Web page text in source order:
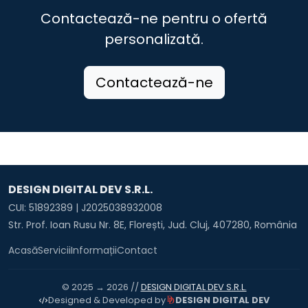
Contactează-ne pentru o ofertă
personalizată.
Contactează-ne
DESIGN DIGITAL DEV S.R.L.
CUI: 51892389 | J2025038932008
Str. Prof. Ioan Rusu Nr. 8E, Florești, Jud. Cluj, 407280, România
AcasăServiciiInformațiiContact
© 2025 → 2026 // DESIGN DIGITAL DEV S.R.L.
Designed & Developed by
DESIGN DIGITAL DEV